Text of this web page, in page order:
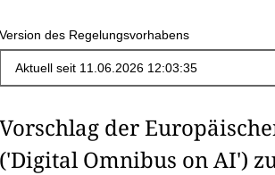
Version des Regelungsvorhabens
Vorschlag der
('Digital Omnibus on AI')